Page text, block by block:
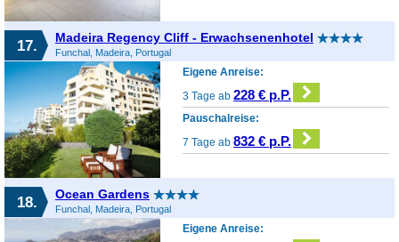
17. Madeira Regency Cliff - Erwachsenenhotel
Funchal, Madeira, Portugal
Eigene Anreise:
3 Tage ab228 € p.P.
Pauschalreise:
7 Tage ab832 € p.P.
18. Ocean Gardens
Funchal, Madeira, Portugal
Eigene Anreise: